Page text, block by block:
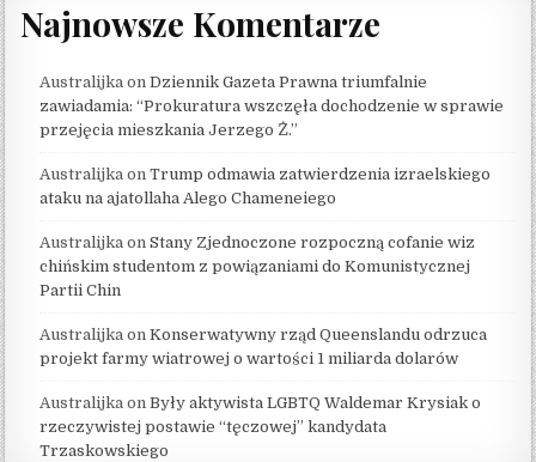
Najnowsze Komentarze
Australijka onDziennik Gazeta Prawna triumfalnie
zawiadamia: “Prokuratura wszczęła dochodzenie w sprawie
przejęcia mieszkania Jerzego Ż.”
Australijka onTrump odmawia zatwierdzenia izraelskiego
ataku na ajatollaha Alego Chameneiego
Australijka onStany Zjednoczone rozpoczną cofanie wiz
chińskim studentom z powiązaniami do Komunistycznej
Partii Chin
Australijka onKonserwatywny rząd Queenslandu odrzuca
projekt farmy wiatrowej o wartości 1 miliarda dolarów
Australijka onByły aktywista LGBTQ Waldemar Krysiak o
rzeczywistej postawie “tęczowej” kandydata
Trzaskowskiego